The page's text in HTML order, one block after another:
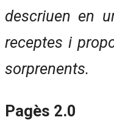
descriuen en
receptes i
sorprenents.
Pagès 2.0